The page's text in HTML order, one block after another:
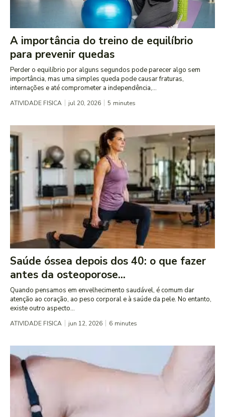
A importância do treino de equilíbrio
para prevenir quedas
Perder o equilíbrio por alguns segundos pode parecer algo sem
importância, mas uma simples queda pode causar fraturas,
internações e até comprometer a independência,...
ATIVIDADE FISICA jul 20, 2026 5 minutes
Saúde óssea depois dos 40: o que fazer
antes da osteoporose...
Quando pensamos em envelhecimento saudável, é comum dar
atenção ao coração, ao peso corporal e à saúde da pele. No entanto,
existe outro aspecto...
ATIVIDADE FISICA jun 12, 2026 6 minutes